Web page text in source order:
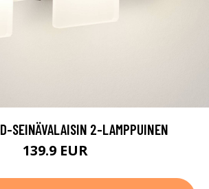
SEINÄVALAISIN 2-LAMPPUINEN
139.9 EUR